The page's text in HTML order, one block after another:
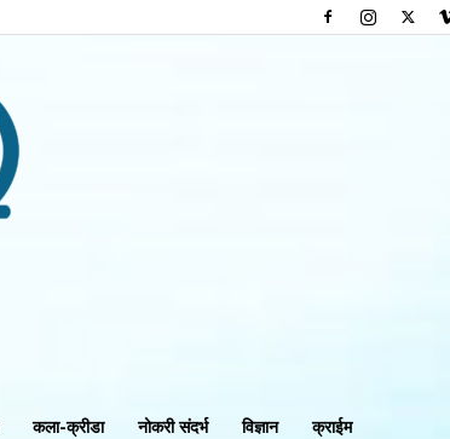
कला-क्रीडा नोकरी संदर्भ विज्ञान क्राईम